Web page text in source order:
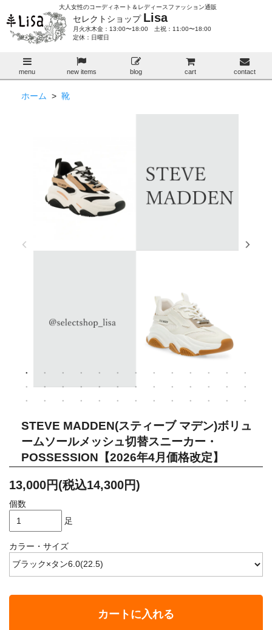
大人女性のコーディネート＆レディースファッション通販
セレクトショップ Lisa
月火水木金：13:00〜18:00 土祝：11:00〜18:00
定休：日曜日
menu new items blog cart contact
ホーム > 靴
STEVE MADDEN(スティーブ マデン)ボリュ
ームソールメッシュ切替スニーカー・
POSSESSION【2026年4月価格改定】
13,000円(税込14,300円)
個数
足
カラー・サイズ
カートに入れる